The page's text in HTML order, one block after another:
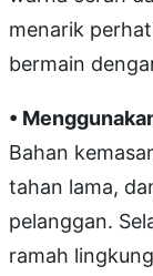
menarik
bermain
•
Bahan
tahan lama,
pelanggan.
ramah